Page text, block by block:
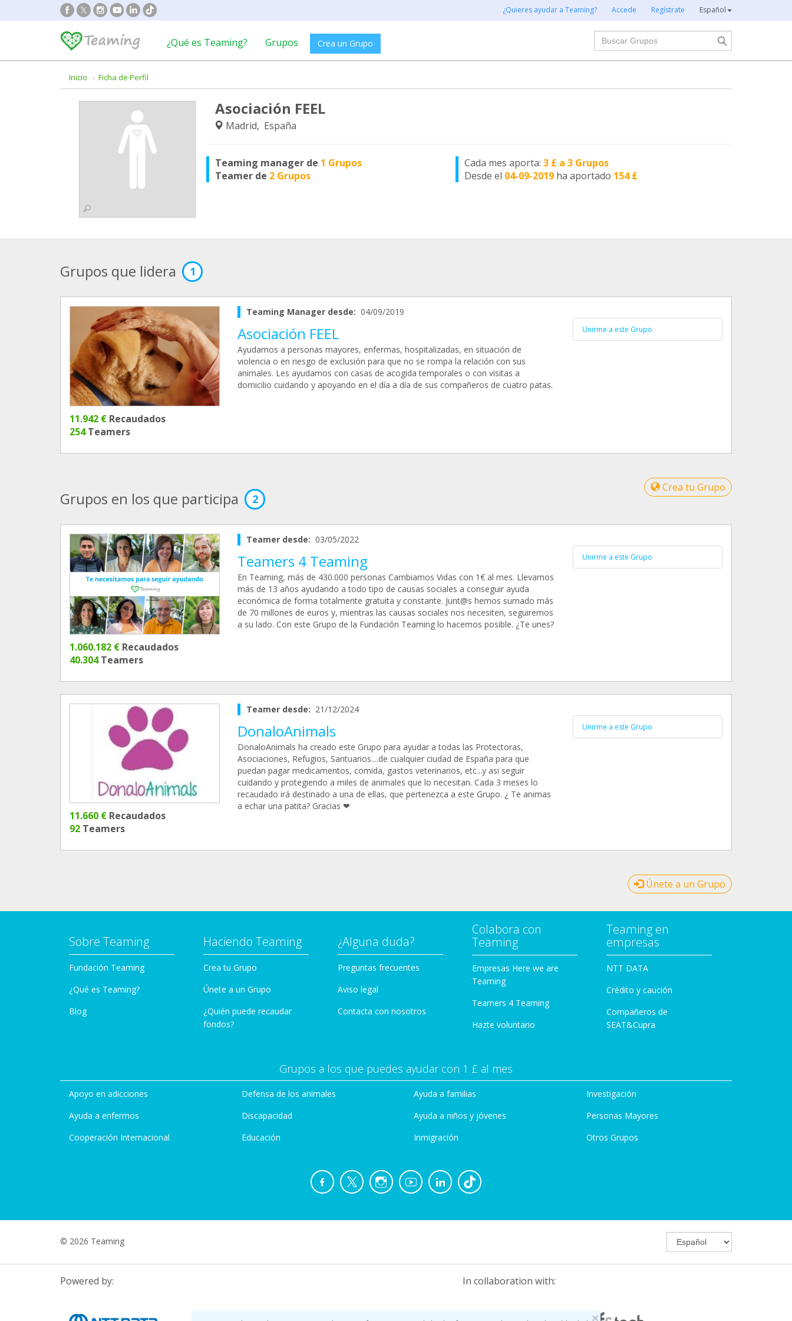
¿Quieres ayudar a Teaming? Accede Regístrate Español
¿Qué es Teaming? Grupos Crea un Grupo
Buscar
Inicio Ficha de Perfil
Asociación FEEL
Madrid, España
Teaming manager de 1 Grupos
Teamer de 2 Grupos
Cada mes aporta:3 £ a 3 Grupos
Desde el 04-09-2019 ha aportado 154 £
Grupos que lidera 1
11.942 € Recaudados
254Teamers
Teaming Manager desde: 04/09/2019
Asociación FEEL
Ayudamos a personas mayores, enfermas, hospitalizadas, en situación de
violencia o en riesgo de exclusión para que no se rompa la relación con sus
animales. Les ayudamos con casas de acogida temporales o con visitas a
domicilio cuidando y apoyando en el día a día de sus compañeros de cuatro patas.
Unirme a este Grupo
Crea tu Grupo
Grupos en los que participa 2
1.060.182 € Recaudados
40.304Teamers
Teamer desde: 03/05/2022
Teamers 4 Teaming
En Teaming, más de 430.000 personas Cambiamos Vidas con 1€ al mes. Llevamos
más de 13 años ayudando a todo tipo de causas sociales a conseguir ayuda
económica de forma totalmente gratuita y constante. Junt@s hemos sumado más
de 70 millones de euros y, mientras las causas sociales nos necesiten, seguiremos
a su lado. Con este Grupo de la Fundación Teaming lo hacemos posible. ¿Te unes?
Unirme a este Grupo
11.660 € Recaudados
92 Teamers
Teamer desde: 21/12/2024
DonaloAnimals
DonaloAnimals ha creado este Grupo para ayudar a todas las Protectoras,
Asociaciones, Refugios, Santuarios....de cualquier ciudad de España para que
puedan pagar medicamentos, comida, gastos veterinarios, etc...y asi seguir
cuidando y protegiendo a miles de animales que lo necesitan. Cada 3 meses lo
recaudado irá destinado a una de ellas, que pertenezca a este Grupo. ¿ Te animas
a echar una patita? Gracias ❤
Unirme a este Grupo
Únete a un Grupo
Sobre Teaming
Fundación Teaming
¿Qué es Teaming?
Blog
Haciendo Teaming
Crea tu Grupo
Únete a un Grupo
¿Quién puede recaudar
fondos?
¿Alguna duda?
Preguntas frecuentes
Aviso legal
Contacta con nosotros
Colabora con
Teaming
Empresas Here we are
Teaming
Teamers 4 Teaming
Hazte voluntario
Teaming en
empresas
NTT DATA
Crédito y caución
Compañeros de
SEAT&Cupra
Grupos a los que puedes ayudar con 1 £ al mes
Apoyo en adicciones
Ayuda a enfermos
Cooperación Internacional
Defensa de los animales
Discapacidad
Educación
Ayuda a familias
Ayuda a niños y jóvenes
Inmigración
Investigación
Personas Mayores
Otros Grupos
© 2026 Teaming
Powered by: In collaboration with: